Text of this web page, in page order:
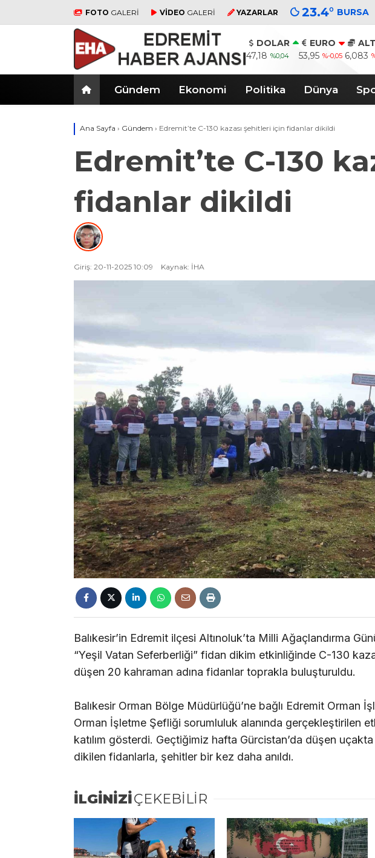
FOTO GALERİ VİDEO GALERİ YAZARLAR 23.4° BURSA
DOLAR
47,18 %0,04
EURO
53,95 %-0,05 6,083
Gündem Ekonomi Politika Dünya
Ana Sayfa › Gündem › Edremit’te C-130 kazası şehitleri için fidanlar dikildi
Edremit’te C-130
fidanlar dikildi
Giriş: 20-11-2025 10:09 Kaynak: İHA
Balıkesir’in Edremit ilçesi Altınoluk’ta Milli Ağaçlandırma
“Yeşil Vatan Seferberliği” fidan dikim etkinliğinde C-130
düşen 20 kahraman adına fidanlar toprakla buluşturuldu.
Balıkesir Orman Bölge Müdürlüğü’ne bağlı Edremit Orman
Orman İşletme Şefliği sorumluluk alanında gerçekleştirilen
katılım gösterdi. Geçtiğimiz hafta Gürcistan’da düşen
dikilen fidanlarla, şehitler bir kez daha anıldı.
İLGİNİZİÇEKEBİLİR